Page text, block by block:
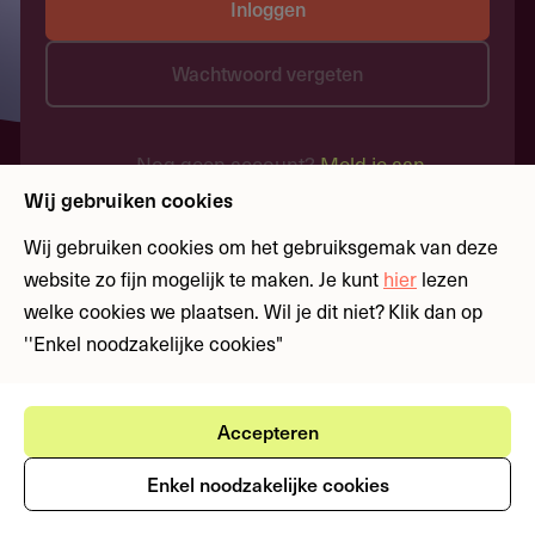
Inloggen
Wachtwoord vergeten
Nog geen account?Meld je aan
Wij gebruiken cookies
Wij gebruiken cookies om het gebruiksgemak van deze
website zo fijn mogelijk te maken. Je kunt hier lezen
welke cookies we plaatsen. Wil je dit niet? Klik dan op
''Enkel noodzakelijke cookies"
Accepteren
Enkel noodzakelijke cookies